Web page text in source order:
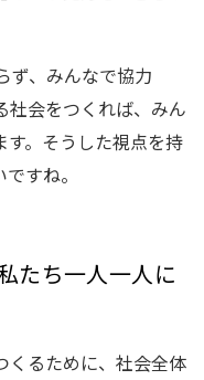
ず、みんなで協力
社会をつくれば、みん
。そうした視点を持
すね。
たち一人一人に
くるために、社会全体